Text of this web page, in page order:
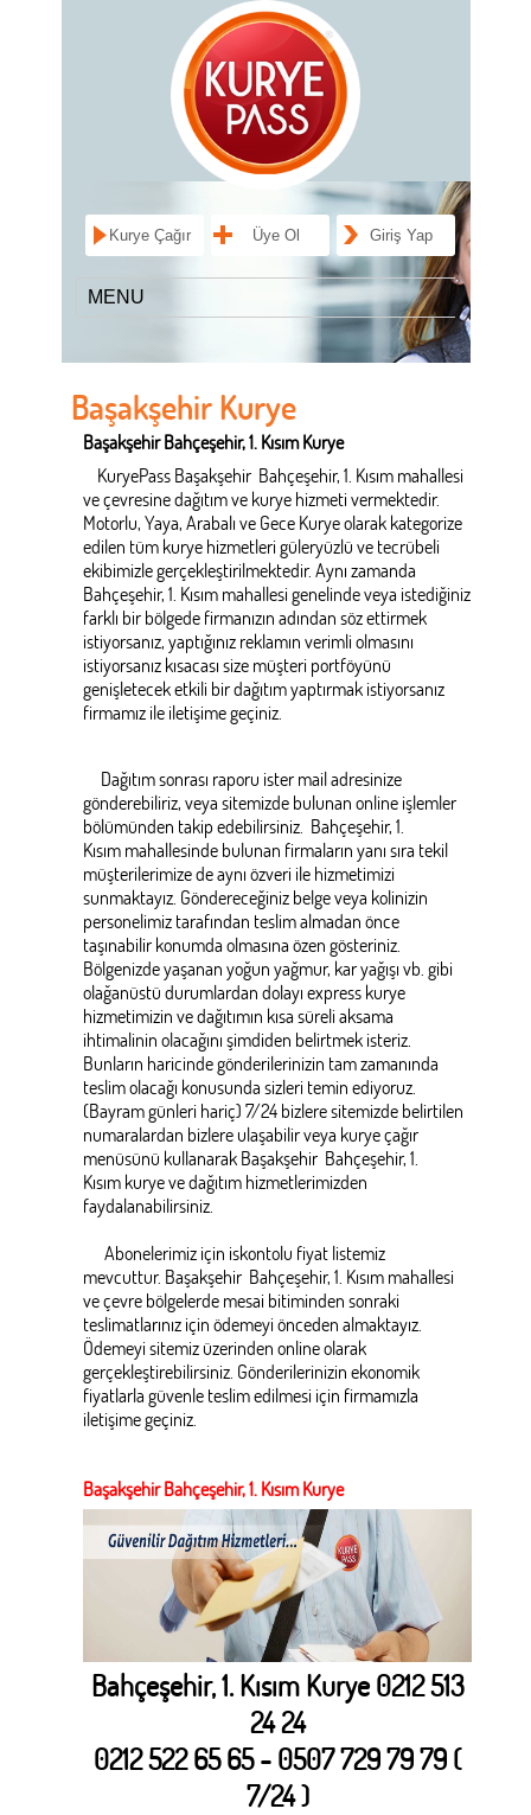
Kurye Çağır Üye Ol Giriş Yap
Başakşehir Kurye
Başakşehir Bahçeşehir, 1. Kısım Kurye
KuryePass Başakşehir Bahçeşehir, 1. Kısım mahallesi
ve çevresine dağıtım ve kurye hizmeti vermektedir.
Motorlu, Yaya, Arabalı ve Gece Kurye olarak kategorize
edilen tüm kurye hizmetleri güleryüzlü ve tecrübeli
ekibimizle gerçekleştirilmektedir. Aynı zamanda
Bahçeşehir, 1. Kısım mahallesi genelinde veya istediğiniz
farklı bir bölgede firmanızın adından söz ettirmek
istiyorsanız, yaptığınız reklamın verimli olmasını
istiyorsanız kısacası size müşteri portföyünü
genişletecek etkili bir dağıtım yaptırmak istiyorsanız
firmamız ile iletişime geçiniz.
Dağıtım sonrası raporu ister mail adresinize
gönderebiliriz, veya sitemizde bulunan online işlemler
bölümünden takip edebilirsiniz. Bahçeşehir, 1.
Kısım mahallesinde bulunan firmaların yanı sıra tekil
müşterilerimize de aynı özveri ile hizmetimizi
sunmaktayız. Göndereceğiniz belge veya kolinizin
personelimiz tarafından teslim almadan önce
taşınabilir konumda olmasına özen gösteriniz.
Bölgenizde yaşanan yoğun yağmur, kar yağışı vb. gibi
olağanüstü durumlardan dolayı express kurye
hizmetimizin ve dağıtımın kısa süreli aksama
ihtimalinin olacağını şimdiden belirtmek isteriz.
Bunların haricinde gönderilerinizin tam zamanında
teslim olacağı konusunda sizleri temin ediyoruz.
(Bayram günleri hariç) 7/24 bizlere sitemizde belirtilen
numaralardan bizlere ulaşabilir veya kurye çağır
menüsünü kullanarak Başakşehir Bahçeşehir, 1.
Kısım kurye ve dağıtım hizmetlerimizden
faydalanabilirsiniz.
Abonelerimiz için iskontolu fiyat listemiz
mevcuttur. Başakşehir Bahçeşehir, 1. Kısım mahallesi
ve çevre bölgelerde mesai bitiminden sonraki
teslimatlarınız için ödemeyi önceden almaktayız.
Ödemeyi sitemiz üzerinden online olarak
gerçekleştirebilirsiniz. Gönderilerinizin ekonomik
fiyatlarla güvenle teslim edilmesi için firmamızla
iletişime geçiniz.
Başakşehir Bahçeşehir, 1. Kısım Kurye
Bahçeşehir, 1. Kısım Kurye 0212 513
24 24
0212 522 65 65 - 0507 729 79 79 (
7/24 )